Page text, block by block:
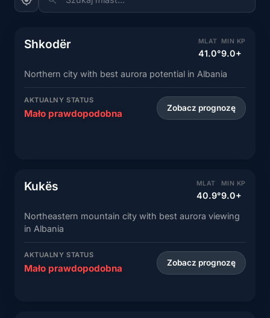
Shkodër MLAT
41.0°
MIN KP
9.0+
Northern city with best aurora potential in Albania
AKTUALNY STATUS
Mało prawdopodobna Zobacz prognozę
Kukës MLAT
40.9°
MIN KP
9.0+
Northeastern mountain city with best aurora viewing
in Albania
AKTUALNY STATUS
Mało prawdopodobna Zobacz prognozę